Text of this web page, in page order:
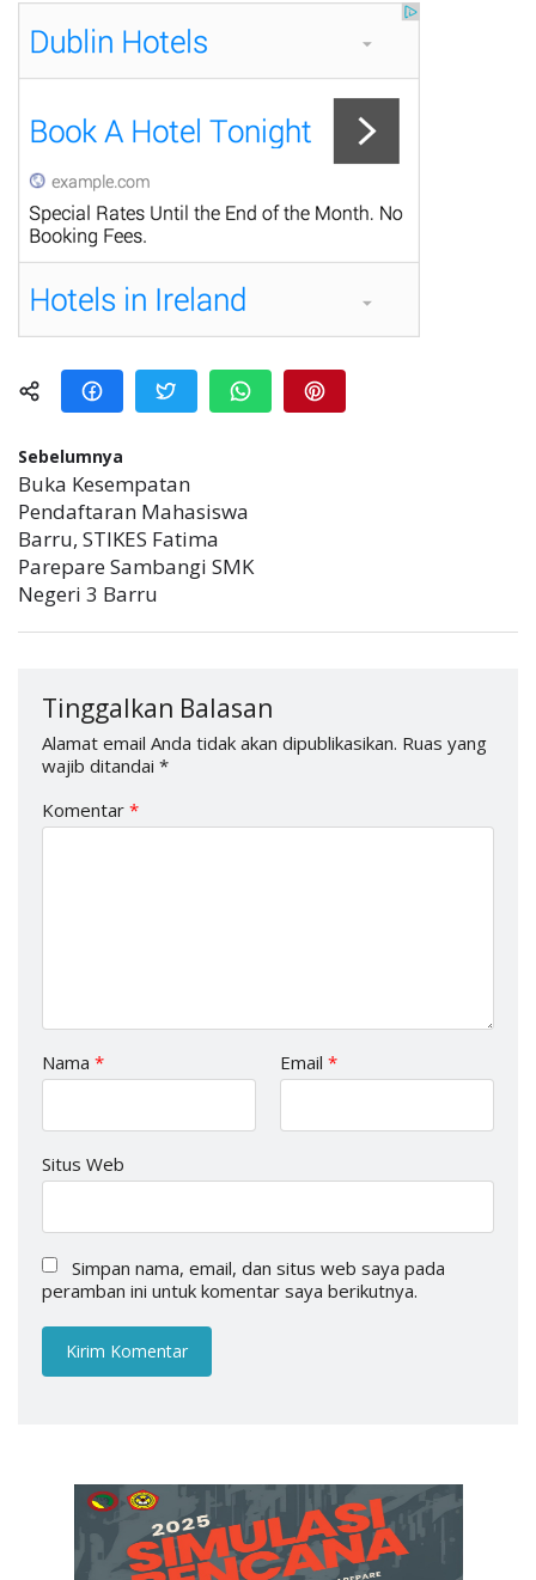
Sebelumnya
Buka Kesempatan
Pendaftaran Mahasiswa
Barru, STIKES Fatima
Parepare Sambangi SMK
Negeri 3 Barru
Tinggalkan Balasan
Alamat email Anda tidak akan dipublikasikan. Ruas yang
wajib ditandai *
Komentar *
Nama * Email *
Situs Web
Simpan nama, email, dan situs web saya pada
peramban ini untuk komentar saya berikutnya.